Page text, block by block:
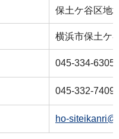
保土ケ谷区地
横浜市保土ケ
045-334-6305
045-332-7409
ho-